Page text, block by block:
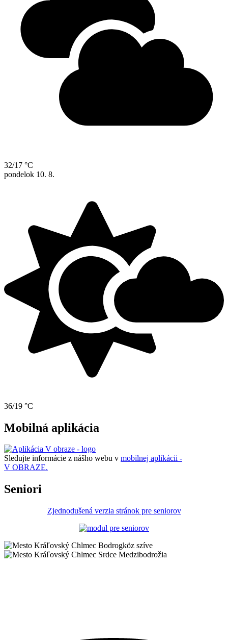
32/17 °C
pondelok 10. 8.
36/19 °C
Mobilná aplikácia
Sledujte informácie z nášho webu v mobilnej aplikácii -
V OBRAZE.
Seniori
Zjednodušená verzia stránok pre seniorov
Bodrogköz szíve
Srdce Medzibodrožia